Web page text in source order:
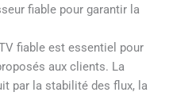
fiable pour garantir la
fiable est essentiel pour
aux clients. La
par la stabilité des flux, la